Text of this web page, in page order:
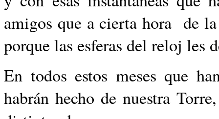
amigos que a cierta hora de
porque las esferas del reloj les
En todos estos meses que
habrán hecho de nuestra